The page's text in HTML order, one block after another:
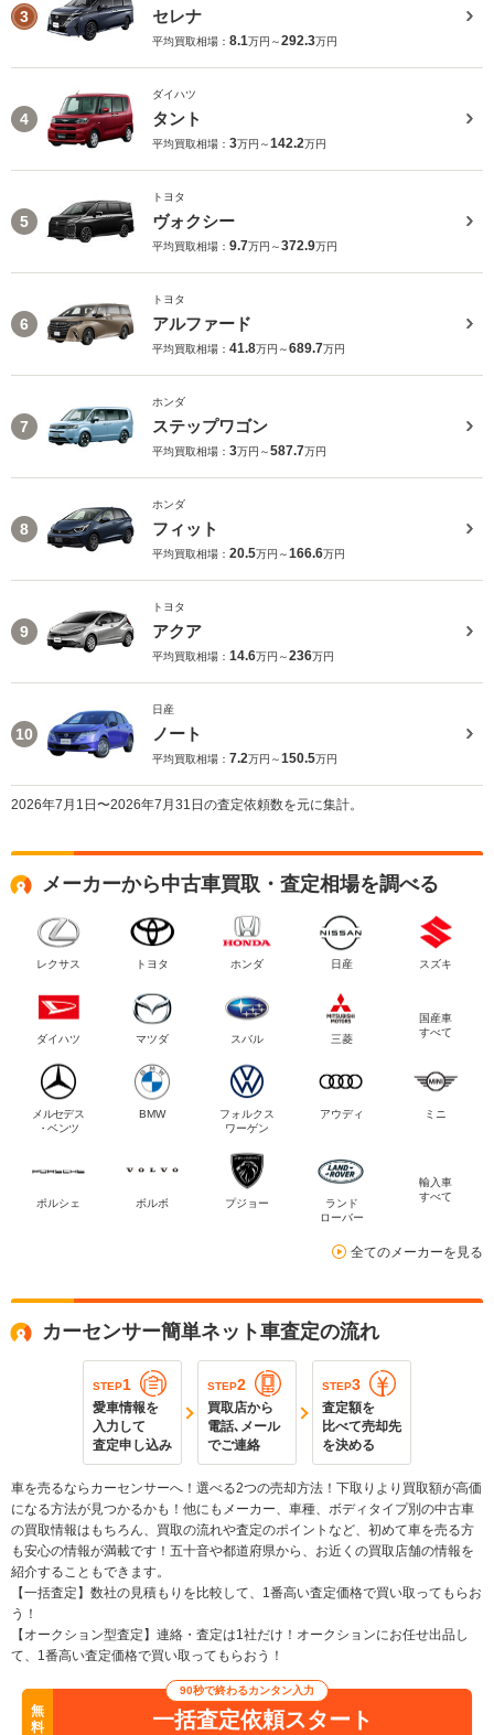
3 セレナ
平均買取相場： 8.1万円～292.3万円
4
ダイハツ
タント
平均買取相場： 3万円～142.2万円
5
トヨタ
ヴォクシー
平均買取相場： 9.7万円～372.9万円
6
トヨタ
アルファード
平均買取相場： 41.8万円～689.7万円
7
ホンダ
ステップワゴン
平均買取相場： 3万円～587.7万円
8
ホンダ
フィット
平均買取相場： 20.5万円～166.6万円
9
トヨタ
アクア
平均買取相場： 14.6万円～236万円
10
日産
ノート
平均買取相場： 7.2万円～150.5万円
2026年7月1日〜2026年7月31日の査定依頼数を元に集計。
メーカーから中古車買取・査定相場を調べる
レクサス トヨタ ホンダ 日産 スズキ
ダイハツ マツダ スバル 三菱
国産車
すべて
メルセデス
・ベンツ
BMW
フォルクス
ワーゲン
アウディ ミニ
ポルシェ ボルボ プジョー
ランド
ローバー
輸入車
すべて
全てのメーカーを見る
カーセンサー簡単ネット車査定の流れ
STEP1
愛車情報を
入力して
査定申し込み
STEP2
買取店から
電話､メール
でご連絡
STEP3
査定額を
比べて売却先
を決める
車を売るならカーセンサーへ！選べる2つの売却方法！下取りより買取額が高価
になる方法が見つかるかも！他にもメーカー、車種、ボディタイプ別の中古車
の買取情報はもちろん、買取の流れや査定のポイントなど、初めて車を売る方
も安心の情報が満載です！五十音や都道府県から、お近くの買取店舗の情報を
紹介することもできます。
【一括査定】数社の見積もりを比較して、1番高い査定価格で買い取ってもらお
う！
【オークション型査定】連絡・査定は1社だけ！オークションにお任せ出品し
て、1番高い査定価格で買い取ってもらおう！
無
料
90秒で終わるカンタン入力
一括査定依頼スタート